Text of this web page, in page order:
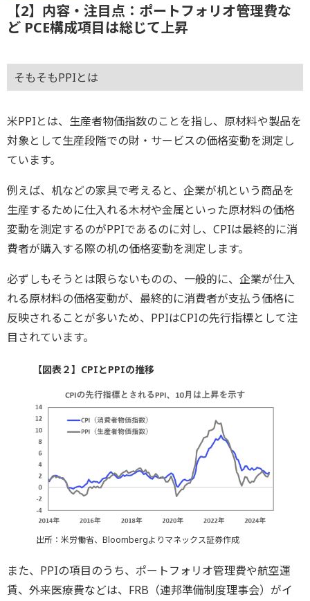
【2】内容・注目点：ポートフォリオ管理費な
ど PCE構成項目は総じて上昇
そもそもPPIとは
米PPIとは、生産者物価指数のことを指し、原材料や製品を
対象として生産段階での財・サービスの価格変動を測定し
ています。
例えば、机などの家具で考えると、企業が机という商品を
生産するために仕入れる木材や金属といった原材料の価格
変動を測定するのがPPIであるのに対し、CPIは最終的に消
費者が購入する際の机の価格変動を測定します。
必ずしもそうとは限らないものの、一般的に、企業が仕入
れる原材料の価格変動が、最終的に消費者が支払う価格に
反映されることが多いため、PPIはCPIの先行指標として注
目されています。
【図表２】CPIとPPIの推移
出所：米労働省、Bloombergよりマネックス証券作成
また、PPIの項目のうち、ポートフォリオ管理費や航空運
賃、外来医療費などは、FRB（連邦準備制度理事会）がイ